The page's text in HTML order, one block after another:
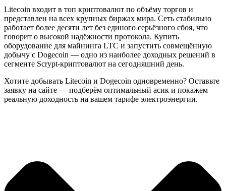
Litecoin входит в топ криптовалют по объёму торгов и
представлен на всех крупных биржах мира. Сеть стабильно
работает более десяти лет без единого серьёзного сбоя, что
говорит о высокой надёжности протокола. Купить
оборудование для майнинга LTC и запустить совмещённую
добычу с Dogecoin — одно из наиболее доходных решений в
сегменте Scrypt-криптовалют на сегодняшний день.
Хотите добывать Litecoin и Dogecoin одновременно? Оставьте
заявку на сайте — подберём оптимальный асик и покажем
реальную доходность на вашем тарифе электроэнергии.